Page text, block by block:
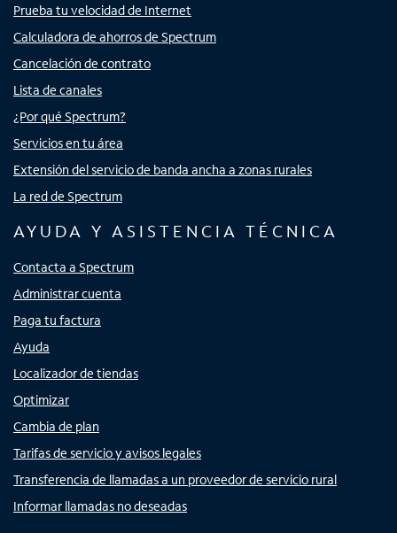
Prueba tu velocidad de Internet
Calculadora de ahorros de Spectrum
Cancelación de contrato
Lista de canales
¿Por qué Spectrum?
Servicios en tu área
Extensión del servicio de banda ancha a zonas rurales
La red de Spectrum
AYUDA Y ASISTENCIA TÉCNICA
Contacta a Spectrum
Administrar cuenta
Paga tu factura
Ayuda
Localizador de tiendas
Optimizar
Cambia de plan
Tarifas de servicio y avisos legales
Transferencia de llamadas a un proveedor de servicio rural
Informar llamadas no deseadas